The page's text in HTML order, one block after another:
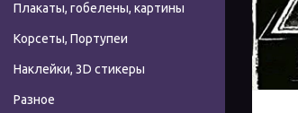
Плакаты, гобелены, картины
Корсеты, Портупеи
Наклейки, 3D стикеры
Разное